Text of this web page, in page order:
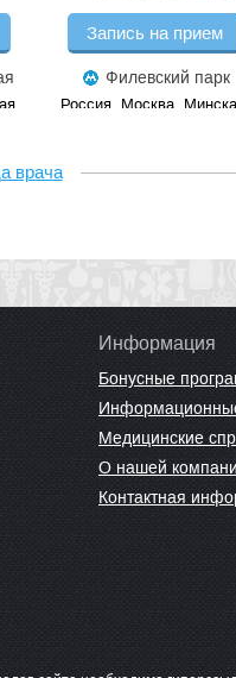
Запись на прием
Филевский парк
Россия, Москва,
врача
Информация
Бонусные
Медицинские
О нашей
Контактная